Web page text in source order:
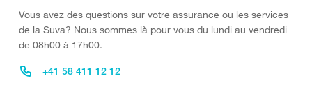
Vous avez des questions sur votre assurance ou les services
de la Suva? Nous sommes là pour vous du lundi au vendredi
de 08h00 à 17h00.
+41 58 411 12 12